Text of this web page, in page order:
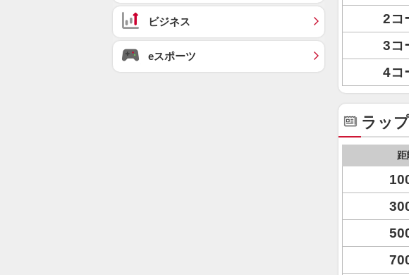
2コ
3コ
4コ
ラッ
距
ビジネス
eスポーツ